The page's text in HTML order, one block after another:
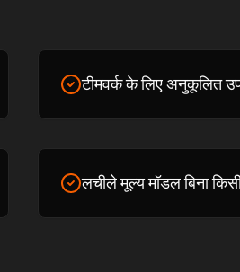
टीमवर्क के लिए अनुकूलित
लचीले मूल्य मॉडल बिना